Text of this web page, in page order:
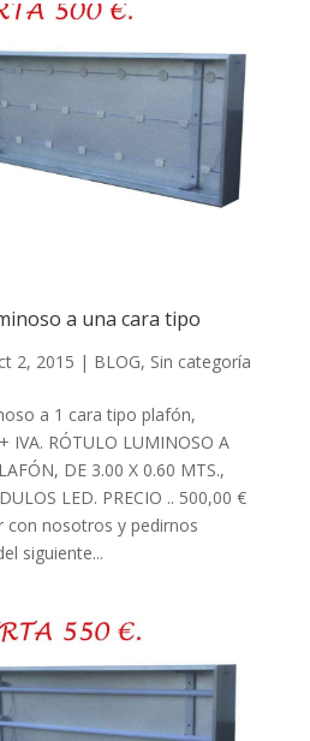
a una cara tipo
2, 2015 | BLOG, Sin categoría
a 1 cara tipo plafón,
IVA. RÓTULO LUMINOSO A
DE 3.00 X 0.60 MTS.,
LED. PRECIO .. 500,00 €
con nosotros y pedirnos
siguiente...